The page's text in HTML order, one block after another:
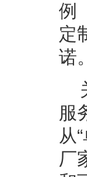
例
定
诺
服
从
厂